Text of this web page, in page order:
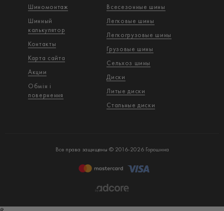
Шиномонтаж
Шинный
калькулятор
Контакты
Карта сайта
Акции
Обмін і
повернення
Всесезонные шины
Легковые шины
Легкогрузовые шины
Грузовые шины
Сельхоз шины
Диски
Литые диски
Стальные диски
Все права защищены © 2016-2026 Горошина